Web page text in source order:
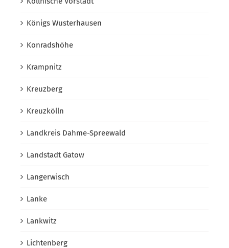
Königs Wusterhausen
Konradshöhe
Krampnitz
Kreuzberg
Kreuzkölln
Landkreis Dahme-Spreewald
Landstadt Gatow
Langerwisch
Lanke
Lankwitz
Lichtenberg